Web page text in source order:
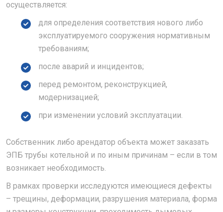
осуществляется:
для определения соответствия нового либо
эксплуатируемого сооружения нормативным
требованиям;
после аварий и инцидентов;
перед ремонтом, реконструкцией,
модернизацией;
при изменении условий эксплуатации.
Собственник либо арендатор объекта может заказать
ЭПБ трубы котельной и по иным причинам – если в том
возникает необходимость.
В рамках проверки исследуются имеющиеся дефекты
– трещины, деформации, разрушения материала, форма